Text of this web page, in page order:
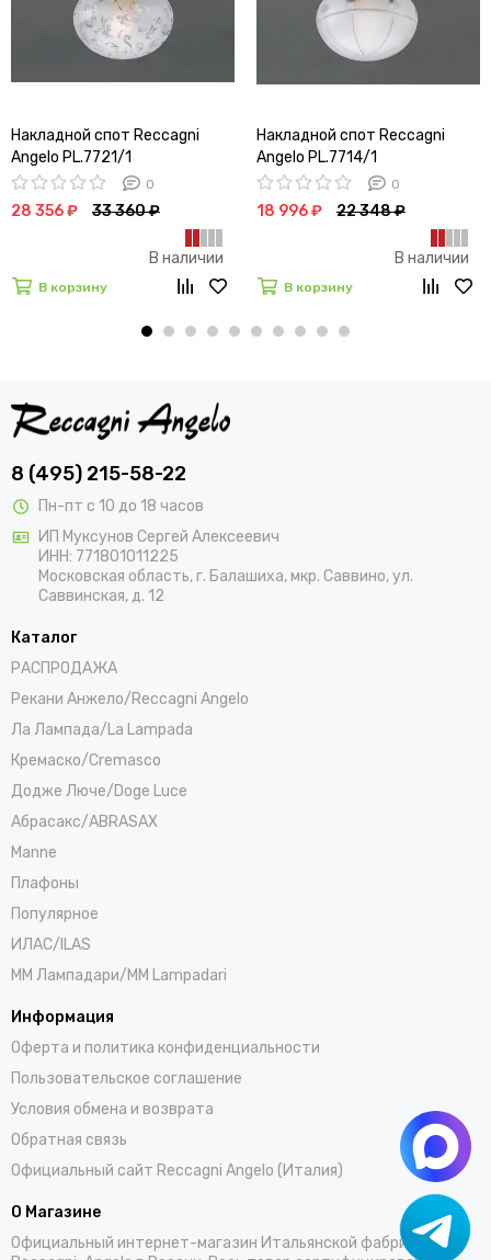
Накладной спот Reccagni
Angelo PL.7721/1
0
28 356 ₽ 33 360 ₽
В наличии
В корзину
Накладной спот Reccagni
Angelo PL.7714/1
0
18 996 ₽ 22 348 ₽
В наличии
В корзину
8 (495) 215-58-22
Пн-пт с 10 до 18 часов
ИП Муксунов Сергей Алексеевич
ИНН: 771801011225
Московская область, г. Балашиха, мкр. Саввино, ул.
Саввинская, д. 12
Каталог
РАСПРОДАЖА
Рекани Анжело/Reccagni Angelo
Ла Лампада/La Lampada
Кремаско/Cremasco
Додже Люче/Doge Luce
Абрасакс/ABRASAX
Manne
Плафоны
Популярное
ИЛАС/ILAS
ММ Лампадари/MM Lampadari
Информация
Оферта и политика конфиденциальности
Пользовательское соглашение
Условия обмена и возврата
Обратная связь
Официальный сайт Reccagni Angelo (Италия)
О Магазине
Официальный интернет-магазин Итальянской фабрики